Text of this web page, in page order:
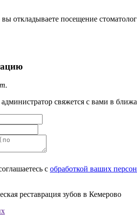
откладываете посещение
свяжется с вами в
с обработкой ваших
реставрация зубов в Кемерово